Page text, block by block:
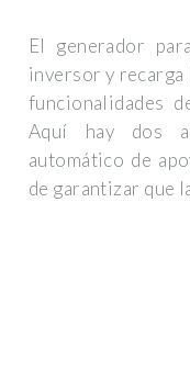
El generador
inversor y
funcionalidades
Aquí hay dos
automático de
de garantizar que